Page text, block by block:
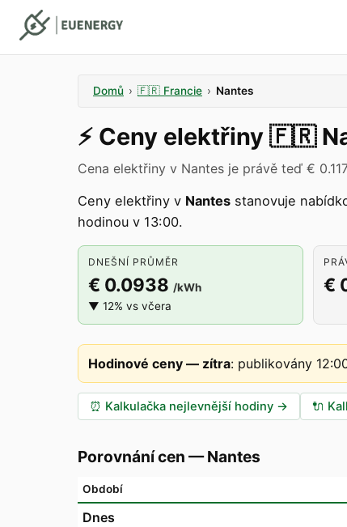
Domů › 🇫🇷 Francie › Nantes
⚡️ Ceny elektřiny 🇫🇷
Cena elektřiny v Nantes je právě teď €
Ceny elektřiny v Nantes stanovuje
hodinou v 13:00.
DNEŠNÍ PRŮMĚR
€ 0.0938 /kWh
▼ 12% vs včera
€
Hodinové ceny — zítra: publikovány
⏰ Kalkulačka nejlevnější hodiny → 🔌
Porovnání cen —Nantes
Období
Dnes